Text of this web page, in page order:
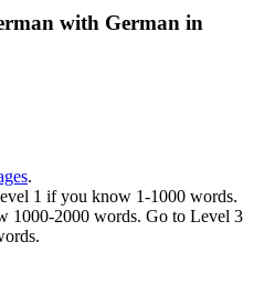
with German in
.
1 if you know 1-1000 words.
1000-2000 words. Go to Level 3